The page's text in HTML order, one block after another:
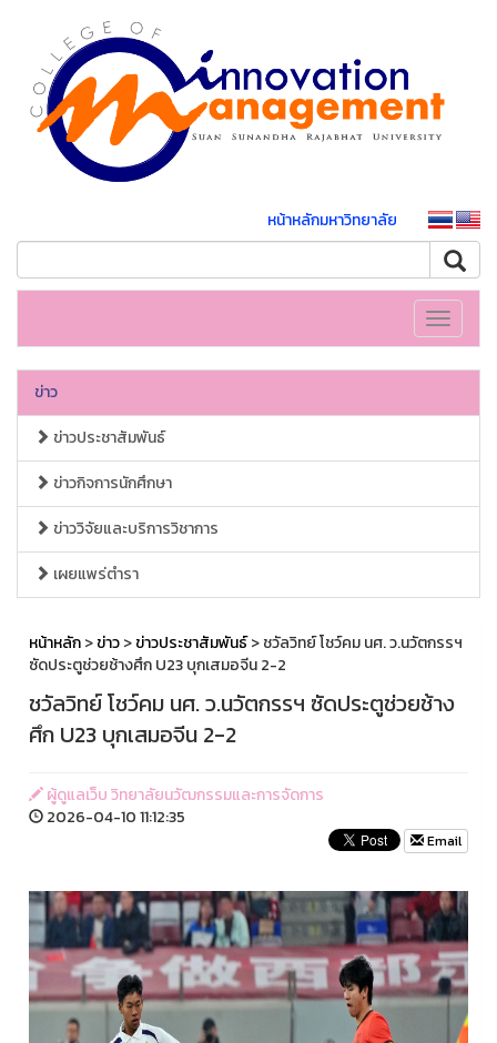
หน้าหลักมหาวิทยาลัย
Toggle
ข่าว
ข่าวประชาสัมพันธ์
ข่าวกิจการนักศึกษา
ข่าววิจัยและบริการวิชาการ
เผยแพร่ตำรา
หน้าหลัก>ข่าว>ข่าวประชาสัมพันธ์> ชวัลวิทย์ โชว์คม นศ. ว.นวัตกรรฯ
ซัดประตูช่วยช้างศึก U23 บุกเสมอจีน 2-2
ชวัลวิทย์ โชว์คม นศ. ว.นวัตกรรฯ ซัดประตูช่วยช้าง
ศึก U23 บุกเสมอจีน 2-2
ผู้ดูแลเว็บ วิทยาลัยนวัฒกรรมและการจัดการ
2026-04-10 11:12:35
Email